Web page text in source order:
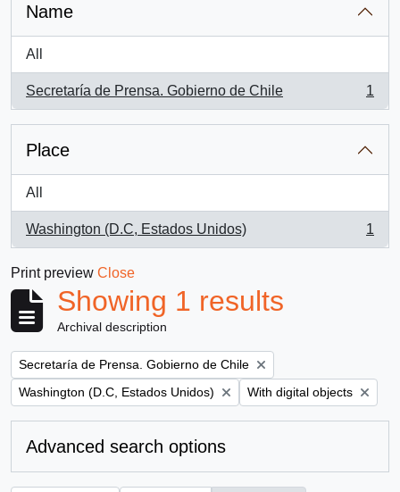
Name
All
Secretaría de Prensa. Gobierno de Chile
, 1 results
1
Place
All
Washington (D.C, Estados Unidos)
, 1 results
1
Print preview Close
Showing 1 results
Archival description
Remove filter:
Secretaría de Prensa. Gobierno de Chile
Remove filter:
Washington (D.C, Estados Unidos) Remove filter:
With digital objects
Advanced search options